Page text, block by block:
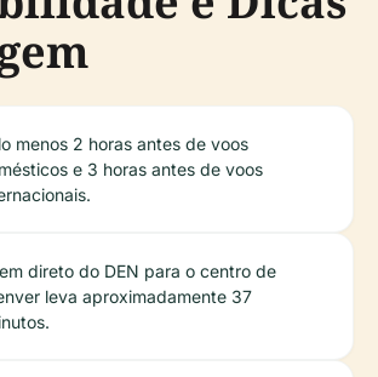
menos 2 horas antes de voos
e 3 horas antes de voos
direto do DEN para o centro de
leva aproximadamente 37